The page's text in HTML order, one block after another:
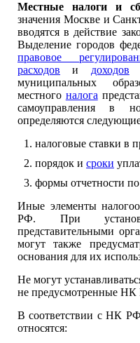
Местные налоги и
значения Москве и
вводятся в действие
Выделение городов
правовое
расходов и доходов
муниципальных
местного налога
самоуправления в
определяются
налоговые ставки в
порядок и сроки
формы отчетности
Иные элементы
РФ. При
представительными
могут также
основания для их
Не могут
не предусмотренные
В соответствии с НК
относятся: